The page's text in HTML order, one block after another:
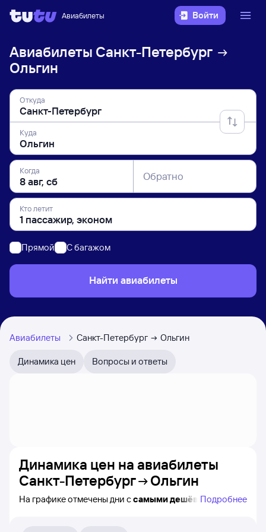
Авиабилеты Войти
Авиабилеты Санкт-Петербург
Ольгин
Откуда
Куда
Когда Обратно
Кто летит
Прямой C багажом
Найти авиабилеты
Авиабилеты Санкт-Петербург Ольгин
Динамика цен Вопросы и ответы
Динамика цен на авиабилеты
Санкт-Петербург
Ольгин
На графике отмечены дни ссамыми дешёвымиПодробнее